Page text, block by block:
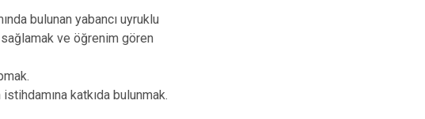
bulunan yabancı uyruklu
sağlamak ve öğrenim gören
katkıda bulunmak.